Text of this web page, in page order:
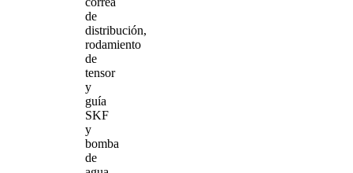
de
distribución,
rodamiento
de
tensor
y
guía
SKF
y
bomba
de